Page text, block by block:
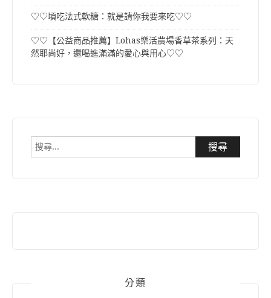
♡♡頃吃法式軟糖：就是請你我要來吃♡♡
♡♡【公益商品推薦】Lohas樂活農場香草茶系列：天
然耶尚好，還喝進滿滿的愛心與用心♡♡
搜
分類